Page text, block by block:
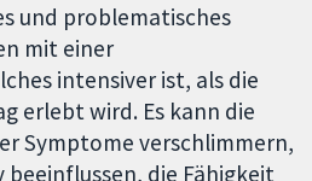
und problematisches
mit einer
intensiver ist, als die
erlebt wird. Es kann die
Symptome verschlimmern,
die Fähigkeit